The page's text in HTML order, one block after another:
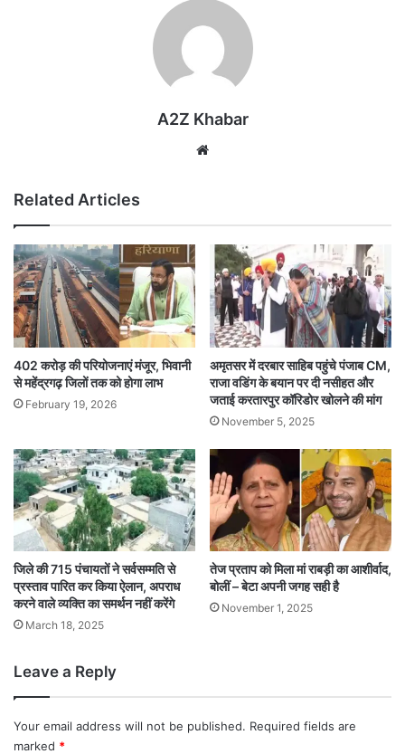
A2Z Khabar
Related Articles
402 करोड़ की परियोजनाएं मंजूर, भिवानी
से महेंद्रगढ़ जिलों तक को होगा लाभ
February 19, 2026
अमृतसर में दरबार साहिब पहुंचे पंजाब CM,
राजा वडिंग के बयान पर दी नसीहत और
जताई करतारपुर कॉरिडोर खोलने की मांग
November 5, 2025
जिले की 715 पंचायतों ने सर्वसम्मति से
प्रस्ताव पारित कर किया ऐलान, अपराध
करने वाले व्यक्ति का समर्थन नहीं करेंगे
March 18, 2025
तेज प्रताप को मिला मां राबड़ी का आशीर्वाद,
बोलीं – बेटा अपनी जगह सही है
November 1, 2025
Leave a Reply
Your email address will not be published. Required fields are
marked *